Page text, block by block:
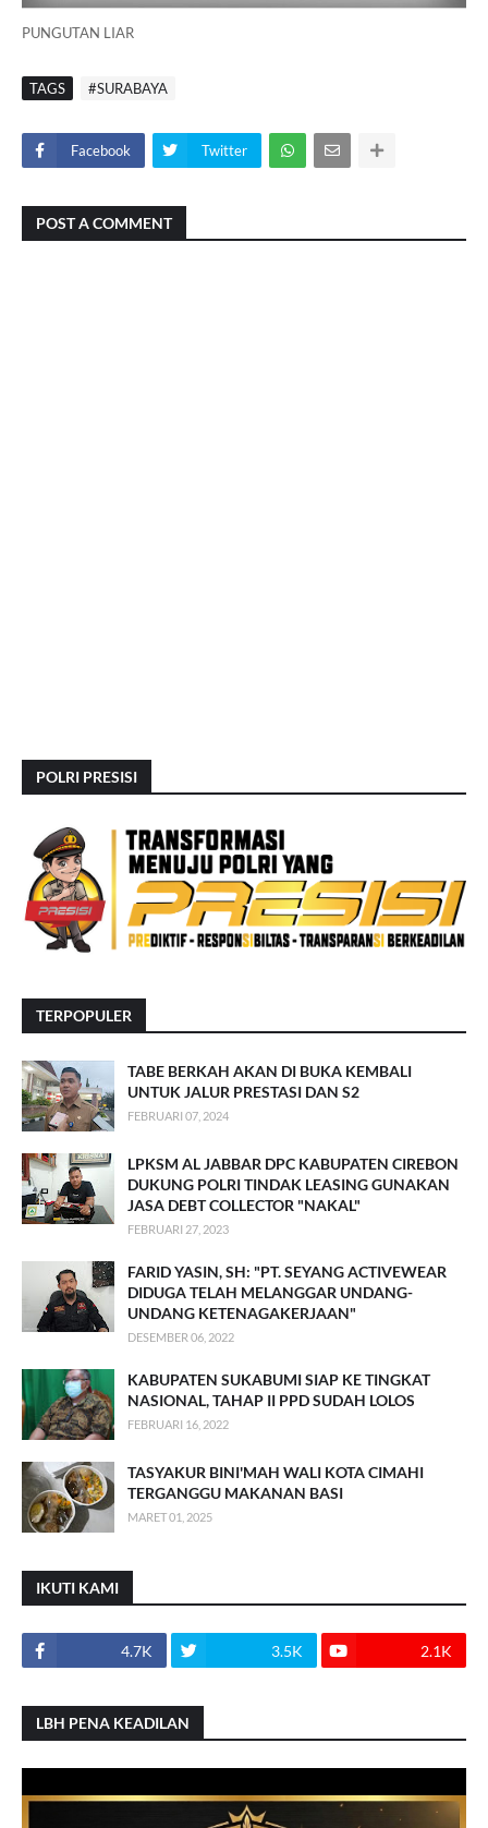
PUNGUTAN LIAR
TAGS #SURABAYA
Facebook Twitter
POST A COMMENT
POLRI PRESISI
TERPOPULER
TABE BERKAH AKAN DI BUKA KEMBALI
UNTUK JALUR PRESTASI DAN S2
FEBRUARI 07, 2024
LPKSM AL JABBAR DPC KABUPATEN CIREBON
DUKUNG POLRI TINDAK LEASING GUNAKAN
JASA DEBT COLLECTOR "NAKAL"
FEBRUARI 27, 2023
FARID YASIN, SH: "PT. SEYANG ACTIVEWEAR
DIDUGA TELAH MELANGGAR UNDANG-
UNDANG KETENAGAKERJAAN"
DESEMBER 06, 2022
KABUPATEN SUKABUMI SIAP KE TINGKAT
NASIONAL, TAHAP II PPD SUDAH LOLOS
FEBRUARI 16, 2022
TASYAKUR BINI'MAH WALI KOTA CIMAHI
TERGANGGU MAKANAN BASI
MARET 01, 2025
IKUTI KAMI
4.7K 3.5K 2.1K
LBH PENA KEADILAN